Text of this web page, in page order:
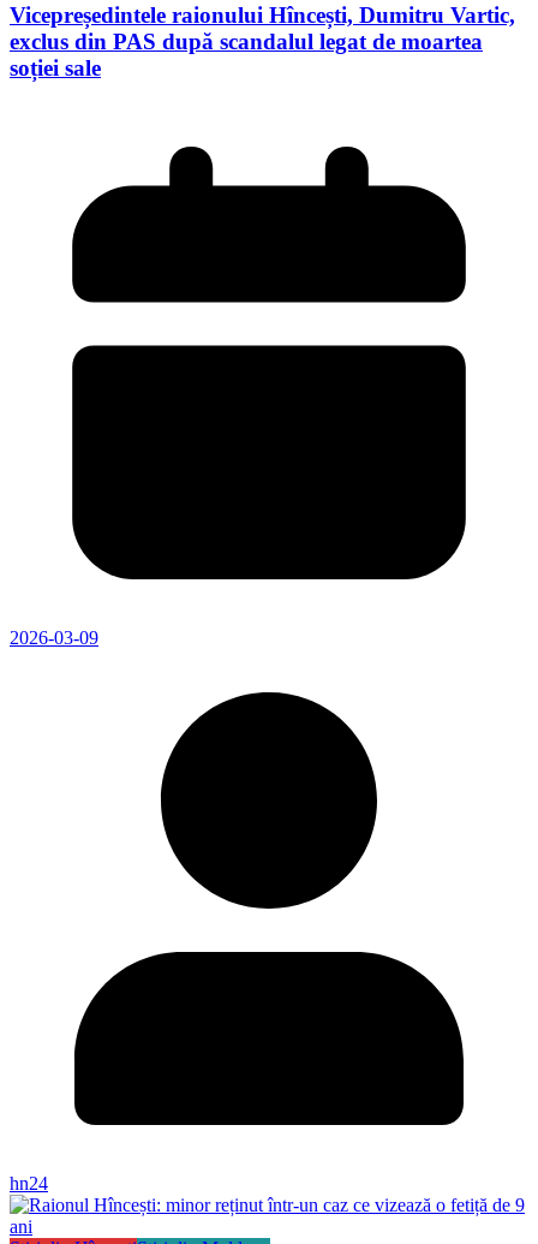
Vicepreședintele raionului Hîncești, Dumitru Vartic,
exclus din PAS după scandalul legat de moartea
soției sale
2026-03-09
hn24